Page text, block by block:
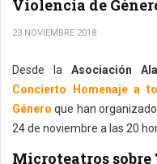
Violencia de
23 NOVIEMBRE 2018
Desde la Asociación
Concierto Homenaje a
Género que han
24 de noviembre a las 20
Microteatros